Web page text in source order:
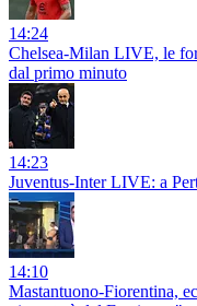
14:24
Chelsea-Milan LIVE, le
dal primo minuto
14:23
Juventus-Inter LIVE: a
14:10
Mastantuono-Fiorentina,